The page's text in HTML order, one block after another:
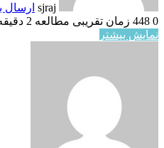
sjraj ارسال
0
زمان تقریبی مطالعه 2 دقیقه
نمایش بیشتر